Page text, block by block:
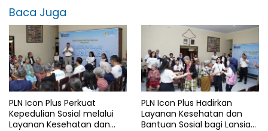
Baca Juga
PLN Icon Plus Perkuat
Kepedulian Sosial melalui
Layanan Kesehatan dan
PLN Icon Plus Hadirkan
Layanan Kesehatan dan
Bantuan Sosial bagi Lansia